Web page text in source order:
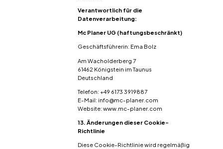
Verantwortlich für die
Datenverarbeitung:
Mc Planer UG (haftungsbeschränkt)
Geschäftsführerin: Ema Bolz
Am Wacholderberg 7
61462 Königstein im Taunus
Deutschland
Telefon: +49 6173 3919887
E-Mail: info@mc-planer.com
Website: www.mc-planer.com
13. Änderungen dieser Cookie-
Richtlinie
Diese Cookie-Richtlinie wird regelmäßig